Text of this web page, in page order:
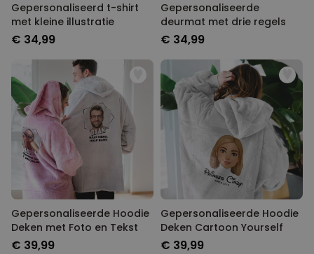
Gepersonaliseerd t-shirt
met kleine illustratie
€ 34,99
Gepersonaliseerde
deurmat met drie regels
€ 34,99
Gepersonaliseerde Hoodie
Deken met Foto en Tekst
€ 39,99
Gepersonaliseerde Hoodie
Deken Cartoon Yourself
€ 39,99